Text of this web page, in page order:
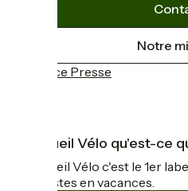
Notre
Espace Presse
Accueil Vélo qu'est-ce
Accueil Vélo c'est le 1er
cyclistes en vacances.